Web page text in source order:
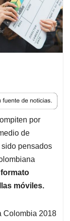
por
de
pensados
móviles.
Colombia 2018